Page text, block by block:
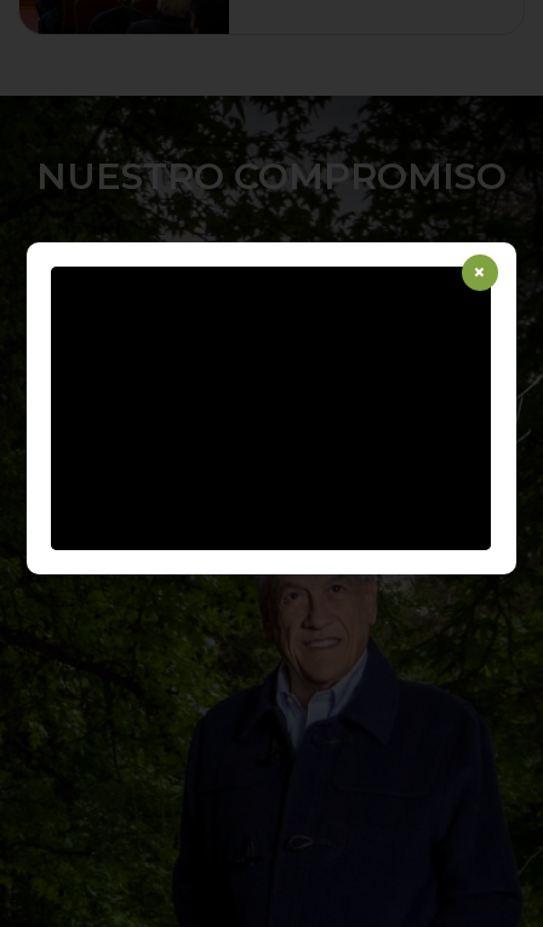
×
NUESTRO COMPROMISO
(Español) “FUNDAR UN PARQUE ES UN ACTO DE AMOR
POR LA NATURALEZA, UN ACTO CONSCIENTE DE QUE